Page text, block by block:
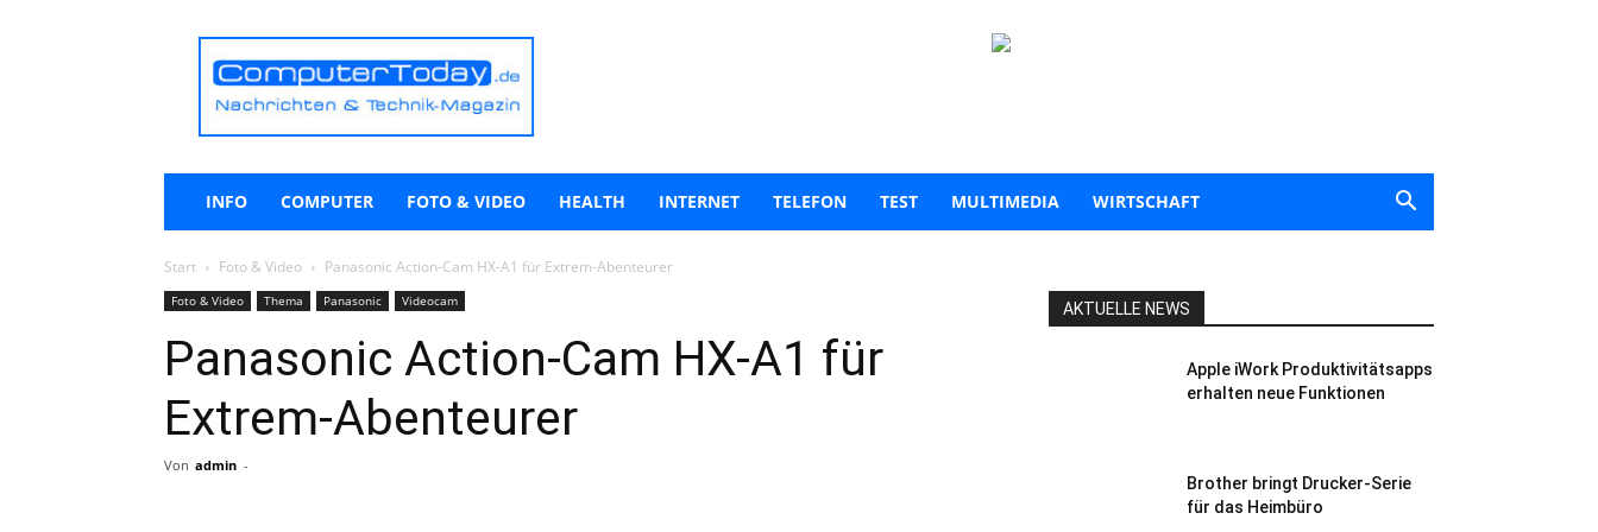
ComputerToday.de
INFO COMPUTER FOTO & VIDEO HEALTH INTERNET TELEFON TEST MULTIMEDIA WIRTSCHAFT
Start Foto & Video Panasonic Action-Cam HX-A1 für Extrem-Abenteurer
Foto & Video Thema Panasonic Videocam
Panasonic Action-Cam HX-A1 für
Extrem-Abenteurer
Von admin -
AKTUELLE NEWS
Apple iWork Produktivitätsapps
erhalten neue Funktionen
Brother bringt Drucker-Serie
für das Heimbüro